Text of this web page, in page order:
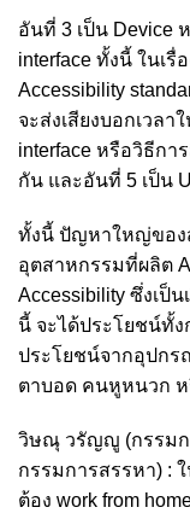
อันที่ 3 เป็น Device
interface ทั้งนี้ ในเรื่
Accessibility
จะส่งเสียงบอกเวล
interface หรือวิธีก
กัน และอันที่ 5 เป็น
ทั้งนี้ ปัญหาใหญ่ของ
อุตสาหกรรมที่ผลิต
Accessibility ซึ่งเป็
นี้ จะได้ประโยชน์ทั้
ประโยชน์จากอุปกร
ตาบอด คนหูหนวก
วิษณุ วรัญญู (กรรมก
กรรมการสรรหา) :
ต้อง work from